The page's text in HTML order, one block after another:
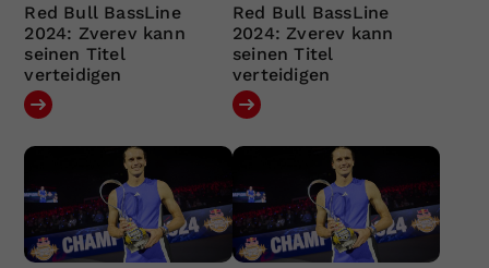
Red Bull BassLine
2024: Zverev kann
seinen Titel
verteidigen
Red Bull BassLine
2024: Zverev kann
seinen Titel
verteidigen